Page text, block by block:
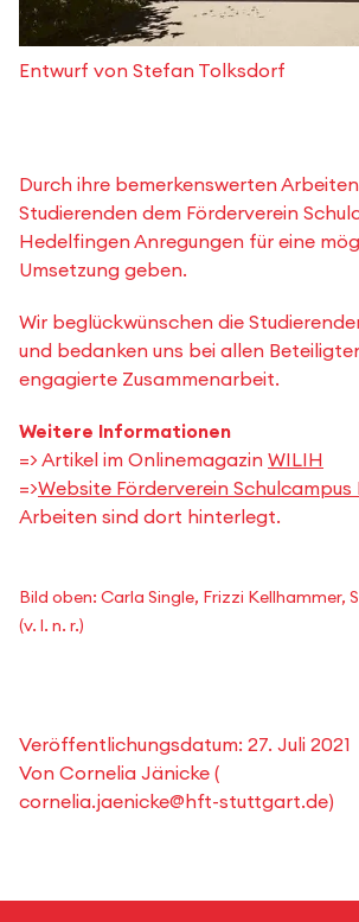
Entwurf von Stefan Tolksdorf
Durch ihre bemerkenswerten
Studierenden dem Förderverein
Hedelfingen Anregungen für eine
Umsetzung geben.
Wir beglückwünschen die
und bedanken uns bei allen
engagierte Zusammenarbeit.
Weitere Informationen
=> Artikel im Onlinemagazin WILIH
=>Website Förderverein
Arbeiten sind dort hinterlegt.
Bild oben: Carla Single, Frizzi Kellhammer,
(v. l. n. r.)
Veröffentlichungsdatum: 27. Juli 2021
Von Cornelia Jänicke (
cornelia.jaenicke@hft-stuttgart.de)